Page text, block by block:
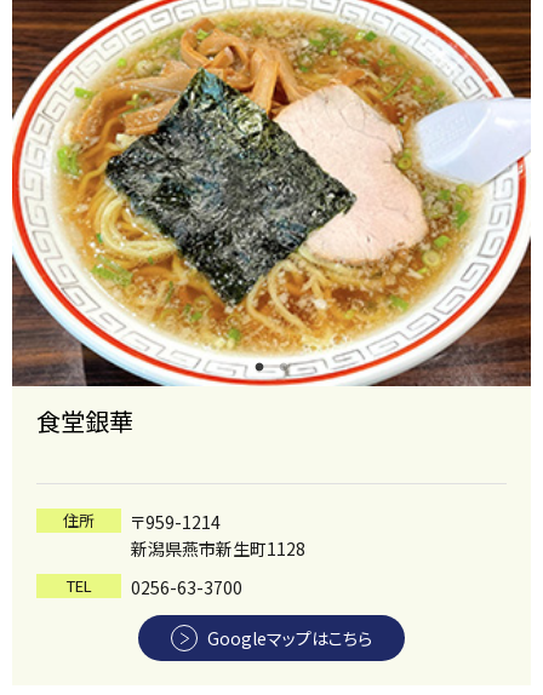
食堂銀華
住所
〒959-1214
新潟県燕市新生町1128
TEL 0256-63-3700
Googleマップはこちら